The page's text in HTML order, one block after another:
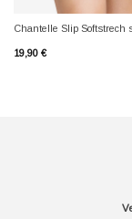
Chantelle Slip Softstrech
19,90 €